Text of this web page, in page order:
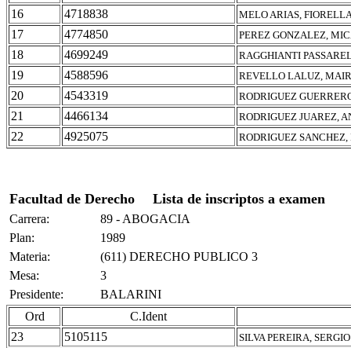
16 4718838 MELO ARIAS,
17 4774850 PEREZ GONZALEZ,
18 4699249 RAGGHIANTI
19 4588596 REVELLO LALUZ,
20 4543319 RODRIGUEZ
21 4466134 RODRIGUEZ JUAREZ,
22 4925075 RODRIGUEZ
Facultad de Derecho Lista de inscriptos a examen
Carrera:
89 - ABOGACIA
Plan:
1989
Materia:
(611) DERECHO PUBLICO 3
Mesa:
3
Presidente:
BALARINI
Ord
C.Ident
23
5105115 SILVA PEREIRA, SERGIO